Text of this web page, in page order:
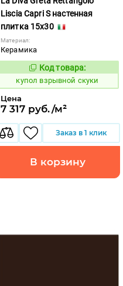
Liscia Capri S настенная
плитка 15x30
Материал:
Керамика
845594
Код товара:
купол взрывной скуки
Цена
7 317 руб./м²
Заказ в 1 клик
В корзину